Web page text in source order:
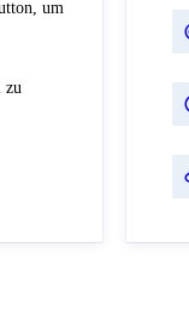
um
zu